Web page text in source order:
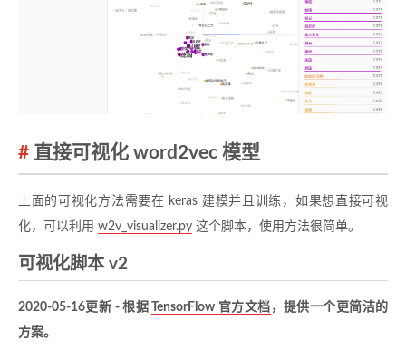
直接可视化 word2vec 模型
上面的可视化方法需要在 keras 建模并且训练，如果想直接可视
化，可以利用 w2v_visualizer.py 这个脚本，使用方法很简单。
可视化脚本 v2
2020-05-16更新 - 根据 TensorFlow 官方文档 ，提供一个更简洁的
方案。